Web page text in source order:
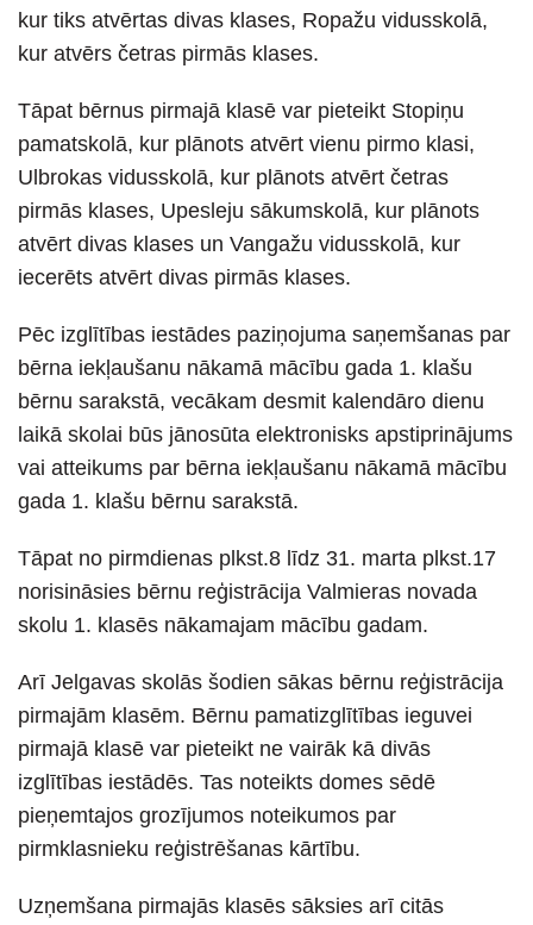
kur tiks atvērtas divas klases, Ropažu vidusskolā,
kur atvērs četras pirmās klases.
Tāpat bērnus pirmajā klasē var pieteikt Stopiņu
pamatskolā, kur plānots atvērt vienu pirmo klasi,
Ulbrokas vidusskolā, kur plānots atvērt četras
pirmās klases, Upesleju sākumskolā, kur plānots
atvērt divas klases un Vangažu vidusskolā, kur
iecerēts atvērt divas pirmās klases.
Pēc izglītības iestādes paziņojuma saņemšanas par
bērna iekļaušanu nākamā mācību gada 1. klašu
bērnu sarakstā, vecākam desmit kalendāro dienu
laikā skolai būs jānosūta elektronisks apstiprinājums
vai atteikums par bērna iekļaušanu nākamā mācību
gada 1. klašu bērnu sarakstā.
Tāpat no pirmdienas plkst.8 līdz 31. marta plkst.17
norisināsies bērnu reģistrācija Valmieras novada
skolu 1. klasēs nākamajam mācību gadam.
Arī Jelgavas skolās šodien sākas bērnu reģistrācija
pirmajām klasēm. Bērnu pamatizglītības ieguvei
pirmajā klasē var pieteikt ne vairāk kā divās
izglītības iestādēs. Tas noteikts domes sēdē
pieņemtajos grozījumos noteikumos par
pirmklasnieku reģistrēšanas kārtību.
Uzņemšana pirmajās klasēs sāksies arī citās